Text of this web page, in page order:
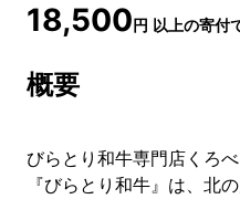
18,500円 以上の寄付
概要
びらとり和牛専門店くろ
『びらとり和牛』は、北